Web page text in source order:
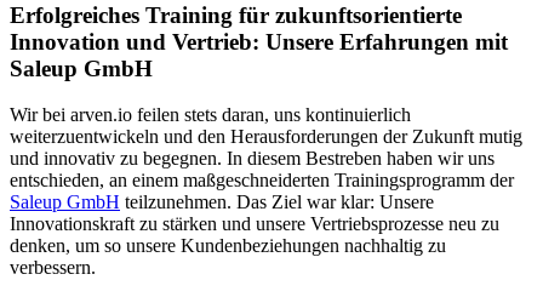
Erfolgreiches Training für zukunftsorientierte
Innovation und Vertrieb: Unsere Erfahrungen mit
Saleup GmbH
Wir bei arven.io feilen stets daran, uns kontinuierlich
weiterzuentwickeln und den Herausforderungen der Zukunft mutig
und innovativ zu begegnen. In diesem Bestreben haben wir uns
entschieden, an einem maßgeschneiderten Trainingsprogramm der
Saleup GmbH teilzunehmen. Das Ziel war klar: Unsere
Innovationskraft zu stärken und unsere Vertriebsprozesse neu zu
denken, um so unsere Kundenbeziehungen nachhaltig zu
verbessern.